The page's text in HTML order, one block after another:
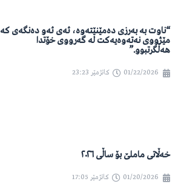
“ناوت بە بەرزی دەمێنێتەوە، ئەی ئەو دەنگەی کە
مێژووی نەتەوەیەکت لە گەرووی خۆتدا
هەڵگرتبوو.”
01/22/2026 کاتژمێر 23:23
خەڵاتی ماملێ بۆ ساڵی ٢٠٢٦
01/20/2026 کاتژمێر 17:05